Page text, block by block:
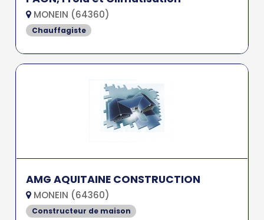
MONEIN (64360)
Chauffagiste
AMG AQUITAINE CONSTRUCTION
MONEIN (64360)
Constructeur de maison